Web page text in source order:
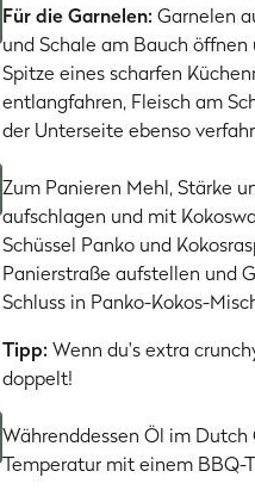
Für die Garnelen: Garnelen
und Schale am Bauch
Spitze eines scharfen
entlangfahren, Fleisch am
der Unterseite ebenso
Zum Panieren Mehl, Stärke
aufschlagen und mit
Schüssel Panko und
Panierstraße aufstellen und
Schluss in Panko-Kokos-
Tipp: Wenn du's extra
doppelt!
Währenddessen Öl im Dutch
Temperatur mit einem